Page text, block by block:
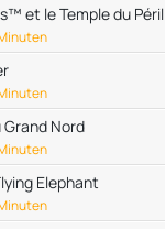
et le Temple du Péril
Grand Nord
Elephant